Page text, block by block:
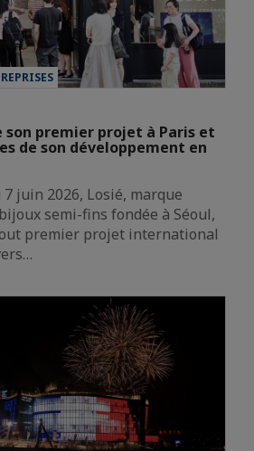
son premier projet à Paris et
de son développement en
7 juin 2026, Losié, marque
semi-fins fondée à Séoul,
premier projet international